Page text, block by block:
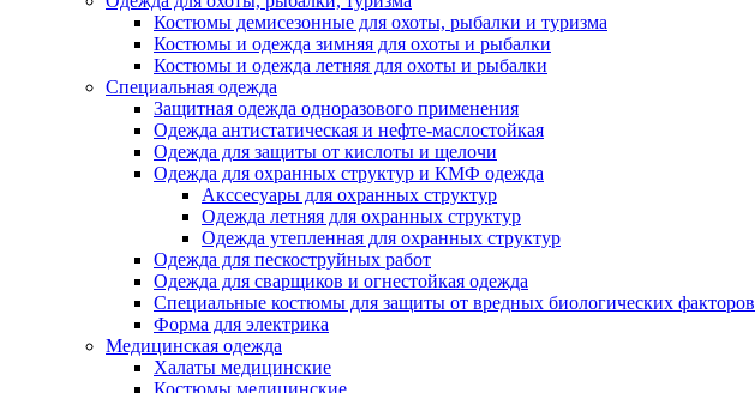
Костюмы демисезонные для охоты, рыбалки и туризма
Костюмы и одежда зимняя для охоты и рыбалки
Костюмы и одежда летняя для охоты и рыбалки
Специальная одежда
Защитная одежда одноразового применения
Одежда антистатическая и нефте-маслостойкая
Одежда для защиты от кислоты и щелочи
Одежда для охранных структур и КМФ одежда
Акссесуары для охранных структур
Одежда летняя для охранных структур
Одежда утепленная для охранных структур
Одежда для пескоструйных работ
Одежда для сварщиков и огнестойкая одежда
Специальные костюмы для защиты от вредных биологических факторов
Форма для электрика
Медицинская одежда
Халаты медицинские
Костюмы медицинские